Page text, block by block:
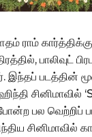
ராம் கார்த்திக்கு
பாலிவுட்
இந்தப் படத்தின்
சினிமாவில்
பல வெற்றிப்
சினிமாவில்